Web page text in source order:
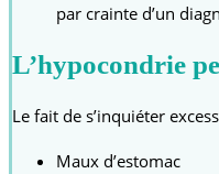
par crainte d’un
L’hypocondrie
Le fait de s’inquiéter
Maux d’estomac